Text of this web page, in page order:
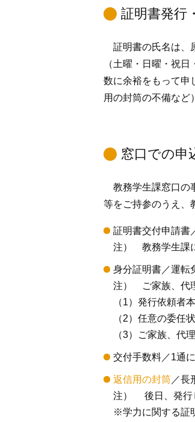
証明書発行
証明書の氏名は、
（土曜・日曜・祝
数に余裕をもって申
用の封筒の不備など
窓口での申
教務学生課窓口の
等をご持参のうえ、
証明書交付申請書
注） 教務学生課
身分証明書／運転
注） ご家族、代
（1）発行依頼者
（2）任意の委任
（3）ご家族、代
交付手数料／1通
返信用の封筒 ／長
注） 後日、発行
※学力に関する証